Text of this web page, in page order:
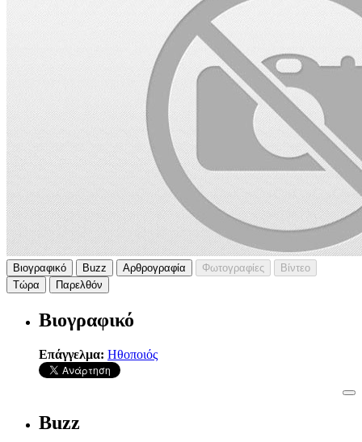
Βιογραφικό Buzz Αρθρογραφία Φωτογραφίες
Βίντεο
Τώρα
Παρελθόν
Βιογραφικό
Επάγγελμα: Ηθοποιός
Buzz